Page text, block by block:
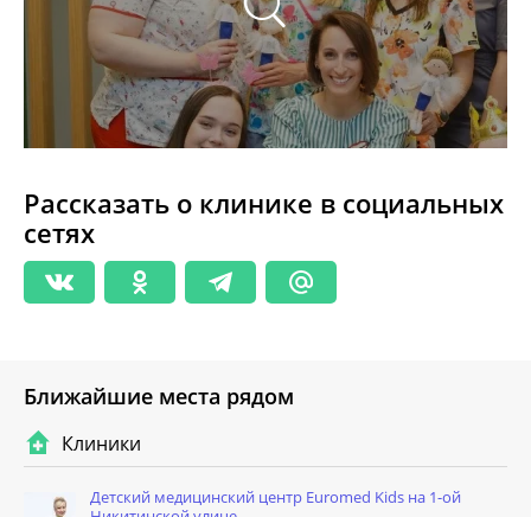
Рассказать о клинике в социальных
сетях
Ближайшие места рядом
Клиники
Детский медицинский центр Euromed Kids на 1-ой